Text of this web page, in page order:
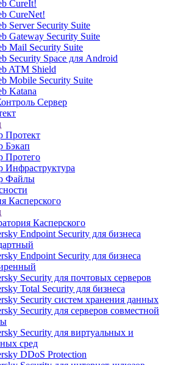
CureIt!
CureNet!
Server Security Suite
Gateway Security Suite
Mail Security Suite
Security Space для Android
ATM Shield
Mobile Security Suite
Katana
Сервер
Протект
Бэкап
Протего
Инфраструктура
Файлы
Касперского
Касперского
Endpoint Security для бизнеса
Endpoint Security для бизнеса
Security для почтовых серверов
Total Security для бизнеса
Security систем хранения данных
Security для серверов совместной
Security для виртуальных и
сред
DDoS Protection